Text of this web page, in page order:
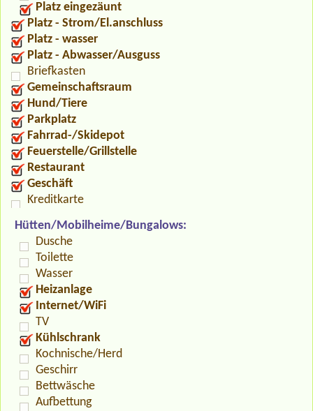
Platz eingezäunt
Platz - Strom/El.anschluss
Platz - wasser
Platz - Abwasser/Ausguss
Briefkasten
Gemeinschaftsraum
Hund/Tiere
Parkplatz
Fahrrad-/Skidepot
Feuerstelle/Grillstelle
Restaurant
Geschäft
Kreditkarte
Hütten/Mobilheime/Bungalows:
Dusche
Toilette
Wasser
Heizanlage
Internet/WiFi
TV
Kühlschrank
Kochnische/Herd
Geschirr
Bettwäsche
Aufbettung